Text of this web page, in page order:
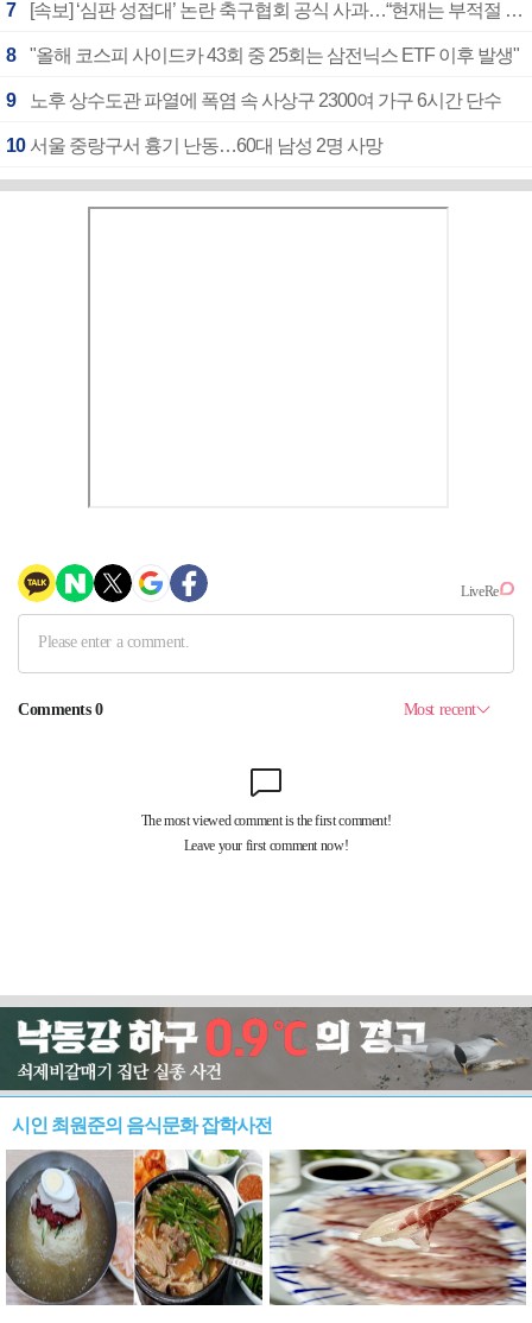
7 [속보] ‘심판 성접대’ 논란 축구협회 공식 사과…“현재는 부적절 행위 없어”
8 "올해 코스피 사이드카 43회 중 25회는 삼전닉스 ETF 이후 발생"
9 노후 상수도관 파열에 폭염 속 사상구 2300여 가구 6시간 단수
10 서울 중랑구서 흉기 난동…60대 남성 2명 사망
시인 최원준의 음식문화 잡학사전